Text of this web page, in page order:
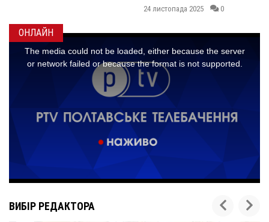
24 листопада 2025 0
ОНЛАЙН
ВИБІР РЕДАКТОРА